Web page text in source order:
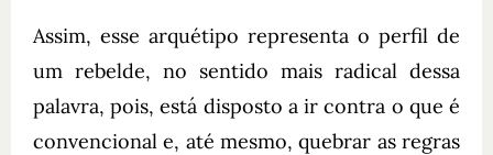
Assim, esse arquétipo representa o perfil de
um rebelde, no sentido mais radical dessa
palavra, pois, está disposto a ir contra o que é
convencional e, até mesmo, quebrar as regras